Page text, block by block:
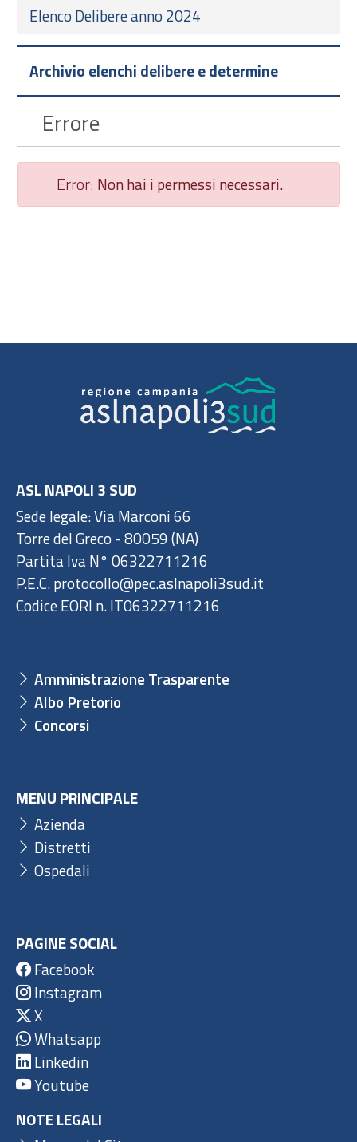
Elenco Delibere anno 2024
Archivio elenchi delibere e determine
Errore
Error: Non hai i permessi necessari.
ASL NAPOLI 3 SUD
Sede legale: Via Marconi 66
Torre del Greco - 80059 (NA)
Partita Iva N° 06322711216
P.E.C. protocollo@pec.aslnapoli3sud.it
Codice EORI n. IT06322711216
Amministrazione Trasparente
Albo Pretorio
Concorsi
MENU PRINCIPALE
Azienda
Distretti
Ospedali
PAGINE SOCIAL
Facebook
Instagram
X
Whatsapp
Linkedin
Youtube
NOTE LEGALI